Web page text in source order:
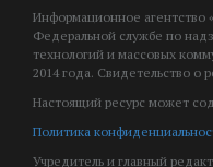
Информационное агентство
Федеральной службе по
технологий и массовых
2014 года. Свидетельство
Настоящий ресурс может
Политика
Учредитель и главный